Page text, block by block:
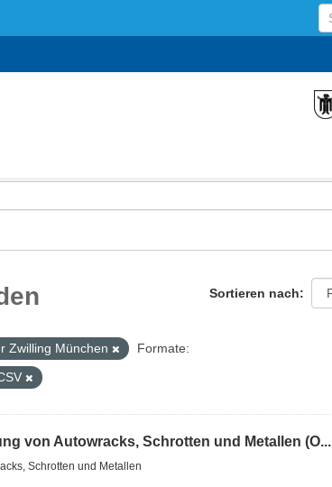
Sortieren nach
Zwilling München
Formate:
von Autowracks, Schrotten und Metallen (O...
Schrotten und Metallen